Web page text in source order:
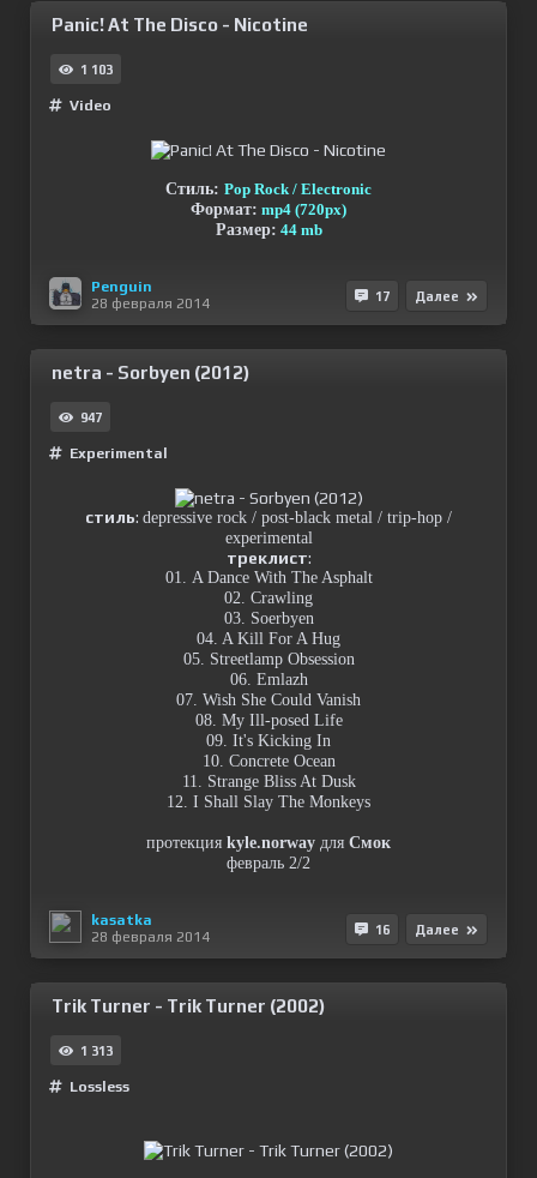
Panic! At The Disco - Nicotine
1 103
Video
Стиль: Pop Rock / Electronic
Формат: mp4 (720px)
Размер: 44 mb
Penguin
28 февраля 2014
17 Далее
netra - Sorbyen (2012)
947
Experimental
стиль: depressive rock / post-black metal / trip-hop /
experimental
треклист:
01. A Dance With The Asphalt
02. Crawling
03. Soerbyen
04. A Kill For A Hug
05. Streetlamp Obsession
06. Emlazh
07. Wish She Could Vanish
08. My Ill-posed Life
09. It's Kicking In
10. Concrete Ocean
11. Strange Bliss At Dusk
12. I Shall Slay The Monkeys
протекция kyle.norway для Смок
февраль 2/2
kasatka
28 февраля 2014
16 Далее
Trik Turner - Trik Turner (2002)
1 313
Lossless